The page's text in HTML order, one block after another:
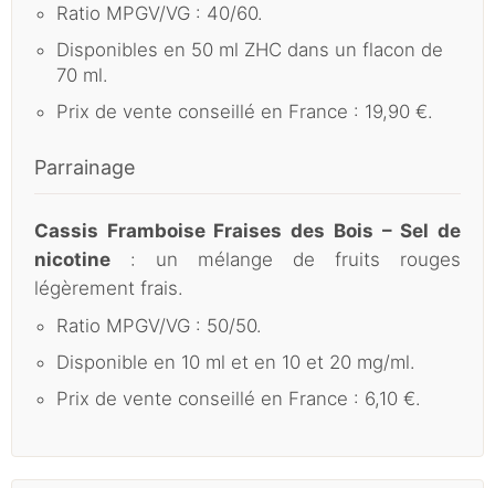
Ratio MPGV/VG : 40/60.
Disponibles en 50 ml ZHC dans un flacon de
70 ml.
Prix de vente conseillé en France : 19,90 €.
Parrainage
Cassis Framboise Fraises des Bois – Sel de
nicotine : un mélange de fruits rouges
légèrement frais.
Ratio MPGV/VG : 50/50.
Disponible en 10 ml et en 10 et 20 mg/ml.
Prix de vente conseillé en France : 6,10 €.